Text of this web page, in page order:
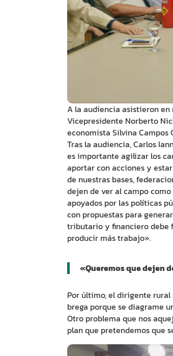
A la audiencia asistieron
Vicepresidente Norberto
economista Silvina Campos
Tras la audiencia, Carlos
es importante agilizar los
aportar con acciones y
de nuestras bases,
dejen de ver al campo
apoyados por las políticas
con propuestas para
tributario y financiero debe
producir más trabajo».
«Queremos que dejen
Por último, el dirigente
brega porque se diagrame
Otro problema que nos
plan que pretendemos que